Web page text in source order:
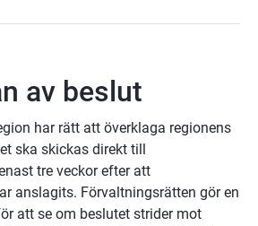
av beslut
har rätt att överklaga regionens
ska skickas direkt till
tre veckor efter att
anslagits. Förvaltningsrätten gör en
att se om beslutet strider mot